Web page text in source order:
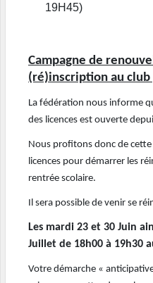
19H45)
Campagne de
(ré)inscription au
La fédération nous informe
des licences est ouverte
Nous profitons donc de
licences pour démarrer les
rentrée scolaire.
Il sera possible de venir se
Les mardi 23 et 30 Juin
Juillet de 18h00 à 19h30
Votre démarche «